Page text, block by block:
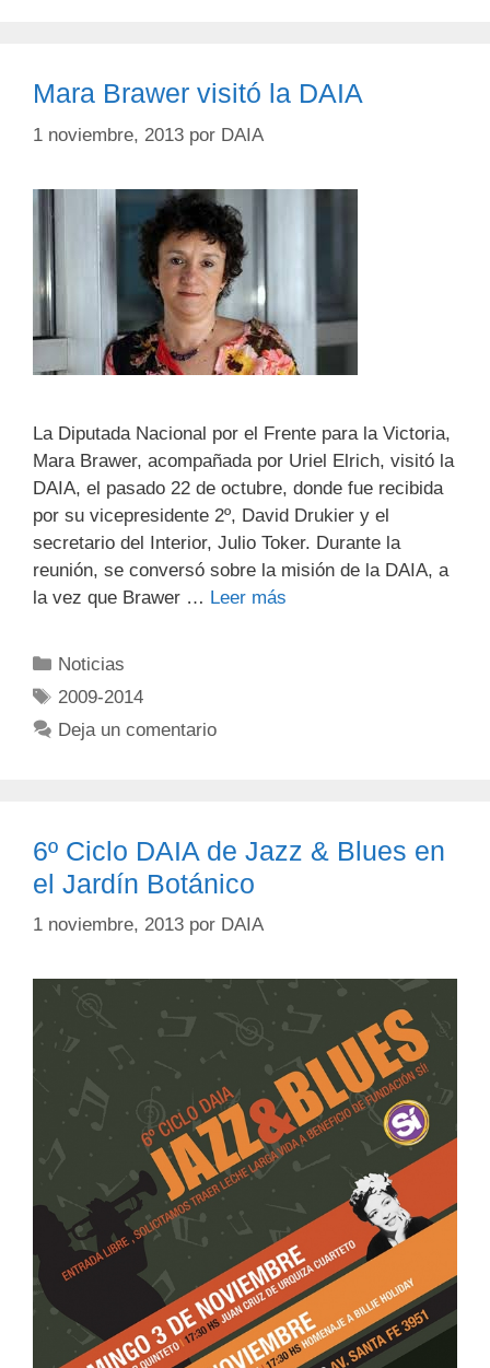
Mara Brawer visitó la DAIA
1 noviembre, 2013 por DAIA
La Diputada Nacional por el Frente para la Victoria,
Mara Brawer, acompañada por Uriel Elrich, visitó la
DAIA, el pasado 22 de octubre, donde fue recibida
por su vicepresidente 2º, David Drukier y el
secretario del Interior, Julio Toker. Durante la
reunión, se conversó sobre la misión de la DAIA, a
la vez que Brawer … Leer más
Noticias
2009-2014
Deja un comentario
6º Ciclo DAIA de Jazz & Blues en
el Jardín Botánico
1 noviembre, 2013 por DAIA